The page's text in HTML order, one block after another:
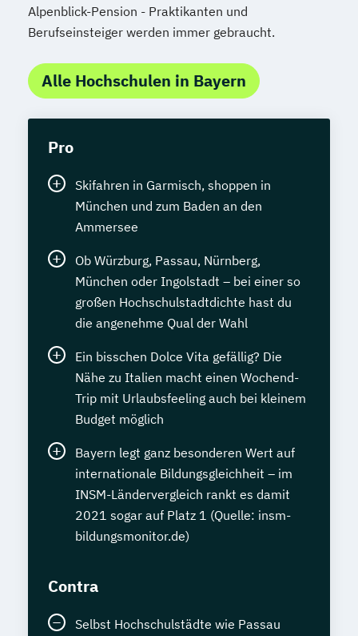
Alpenblick-Pension - Praktikanten und
Berufseinsteiger werden immer gebraucht.
Alle Hochschulen in Bayern
Pro
Skifahren in Garmisch, shoppen in
München und zum Baden an den
Ammersee
Ob Würzburg, Passau, Nürnberg,
München oder Ingolstadt – bei einer so
großen Hochschulstadtdichte hast du
die angenehme Qual der Wahl
Ein bisschen Dolce Vita gefällig? Die
Nähe zu Italien macht einen Wochend-
Trip mit Urlaubsfeeling auch bei kleinem
Budget möglich
Bayern legt ganz besonderen Wert auf
internationale Bildungsgleichheit – im
INSM-Ländervergleich rankt es damit
2021 sogar auf Platz 1 (Quelle: insm-
bildungsmonitor.de)
Contra
Selbst Hochschulstädte wie Passau